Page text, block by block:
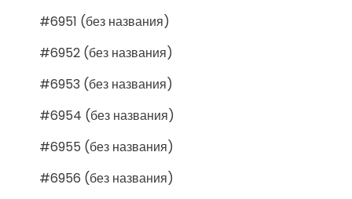
#6951 (без названия)
#6952 (без названия)
#6953 (без названия)
#6954 (без названия)
#6955 (без названия)
#6956 (без названия)